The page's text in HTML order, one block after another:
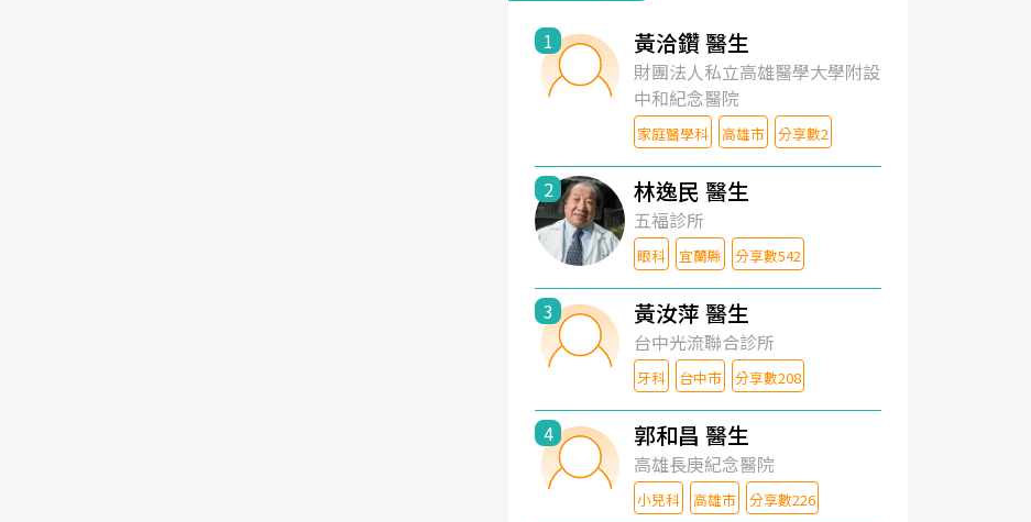
1 黃洽鑽 醫生
財團法人私立高雄醫學大學附設
中和紀念醫院
家庭醫學科 高雄市 分享數2
2 林逸民 醫生
五福診所
眼科 宜蘭縣 分享數542
3 黃汝萍 醫生
台中光流聯合診所
牙科 台中市 分享數208
4 郭和昌 醫生
高雄長庚紀念醫院
小兒科 高雄市 分享數226